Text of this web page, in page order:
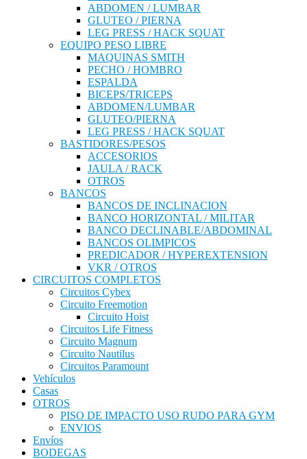
ABDOMEN / LUMBAR
GLUTEO / PIERNA
LEG PRESS / HACK SQUAT
EQUIPO PESO LIBRE
MAQUINAS SMITH
PECHO / HOMBRO
ESPALDA
BICEPS/TRICEPS
ABDOMEN/LUMBAR
GLUTEO/PIERNA
LEG PRESS / HACK SQUAT
BASTIDORES/PESOS
ACCESORIOS
JAULA / RACK
OTROS
BANCOS
BANCOS DE INCLINACION
BANCO HORIZONTAL / MILITAR
BANCO DECLINABLE/ABDOMINAL
BANCOS OLIMPICOS
PREDICADOR / HYPEREXTENSION
VKR / OTROS
CIRCUITOS COMPLETOS
Circuitos Cybex
Circuito Freemotion
Circuito Hoist
Circuitos Life Fitness
Circuito Magnum
Circuito Nautilus
Circuitos Paramount
Vehículos
Casas
OTROS
PISO DE IMPACTO USO RUDO PARA GYM
ENVIOS
Envíos
BODEGAS